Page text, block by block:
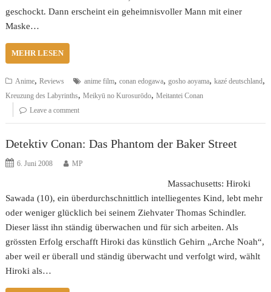
geschockt. Dann erscheint ein geheimnisvoller Mann mit einer
Maske…
MEHR LESEN
Anime,Reviews anime film,conan edogawa,gosho aoyama,kazé deutschland,
Kreuzung des Labyrinths,Meikyū no Kurosurōdo,Meitantei Conan
Leave a comment
Detektiv Conan: Das Phantom der Baker Street
6. Juni 2008 MP
Massachusetts: Hiroki
Sawada (10), ein überdurchschnittlich intelliegentes Kind, lebt mehr
oder weniger glücklich bei seinem Ziehvater Thomas Schindler.
Dieser lässt ihn ständig überwachen und für sich arbeiten. Als
grössten Erfolg erschafft Hiroki das künstlich Gehirn „Arche Noah“,
aber weil er überall und ständig überwacht und verfolgt wird, wählt
Hiroki als…